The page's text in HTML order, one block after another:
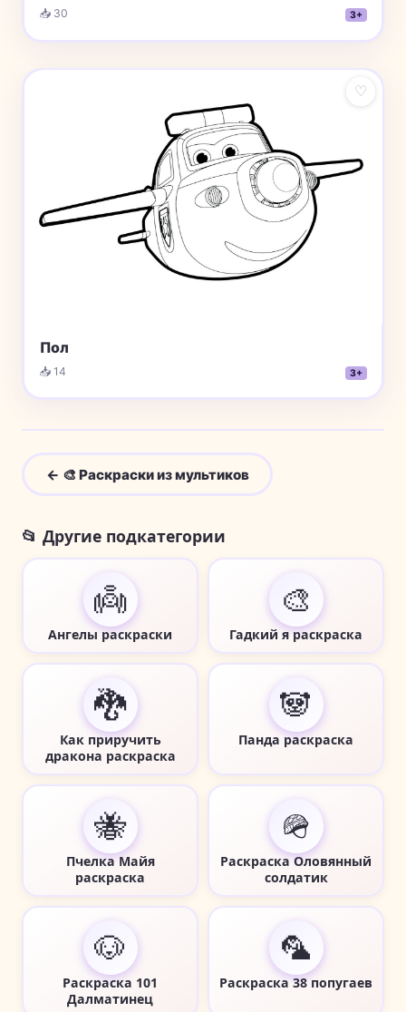
📥 30 3+
♡
Пол
📥 14 3+
← 🎨 Раскраски из мультиков
📂 Другие подкатегории
👼
Ангелы раскраски
🎨
Гадкий я раскраска
🐉
Как приручить
дракона раскраска
🐼
Панда раскраска
🐝
Пчелка Майя
раскраска
🪖
Раскраска Оловянный
солдатик
🐶
Раскраска 101
Далматинец
🦜
Раскраска 38 попугаев